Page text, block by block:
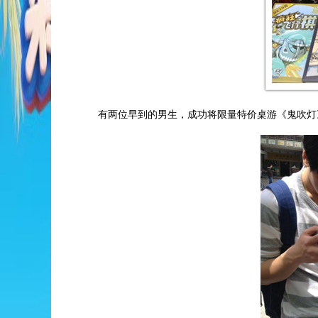
有两位早到的男生，成功将限量特价桌游《鬼吹